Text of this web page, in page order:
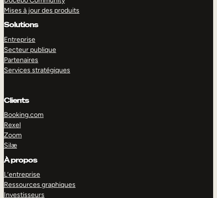
Mises à jour des produits
Solutions
Entreprise
Secteur publique
Partenaires
Services stratégiques
Clients
Booking.com
Rexel
Zoom
Silæ
À propos
L’entreprise
Ressources graphiques
Investisseurs